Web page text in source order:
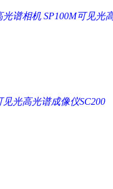
光谱相机 SP100M可见光
见光高光谱成像仪SC200